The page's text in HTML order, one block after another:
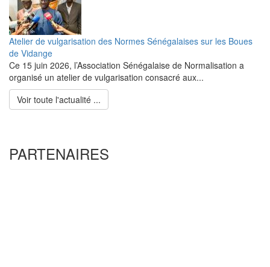
Atelier de vulgarisation des Normes Sénégalaises sur les Boues
de Vidange
Ce 15 juin 2026, l’Association Sénégalaise de Normalisation a
organisé un atelier de vulgarisation consacré aux...
Voir toute l'actualité ...
PARTENAIRES